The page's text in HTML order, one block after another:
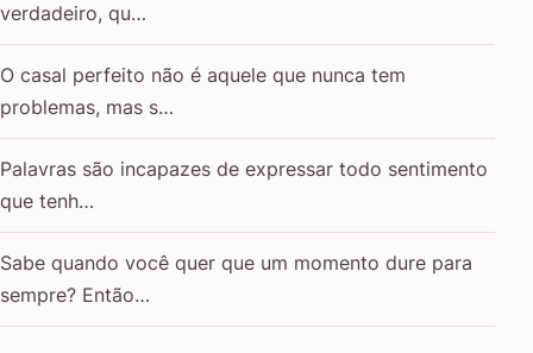
verdadeiro, qu…
O casal perfeito não é aquele que nunca tem
problemas, mas s…
Palavras são incapazes de expressar todo sentimento
que tenh…
Sabe quando você quer que um momento dure para
sempre? Então…